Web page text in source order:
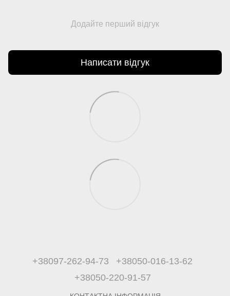
Додайте перший відгук
Написати відгук
+38097-262-94-73
+38050-016-13-62
+38050-220-91-57